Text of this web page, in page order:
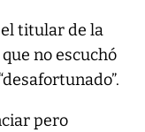
titular de la
no escuchó
pero